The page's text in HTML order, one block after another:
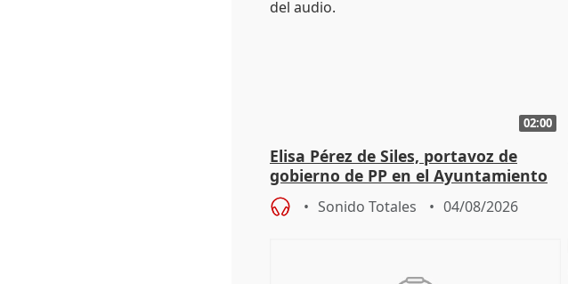
02:00
Elisa Pérez de Siles, portavoz de
gobierno de PP en el Ayuntamiento
de Málaga, deja la política
Sonido Totales 04/08/2026